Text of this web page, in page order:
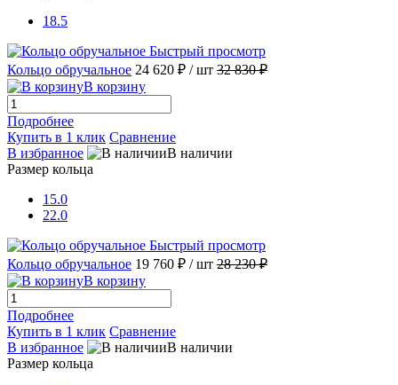
18.5
Быстрый просмотр
Кольцо обручальное 24 620 ₽ / шт 32 830 ₽
В корзину
Подробнее
Купить в 1 клик Сравнение
В избранное
В наличии
Размер кольца
15.0
22.0
Быстрый просмотр
Кольцо обручальное 19 760 ₽ / шт 28 230 ₽
В корзину
Подробнее
Купить в 1 клик Сравнение
В избранное
В наличии
Размер кольца